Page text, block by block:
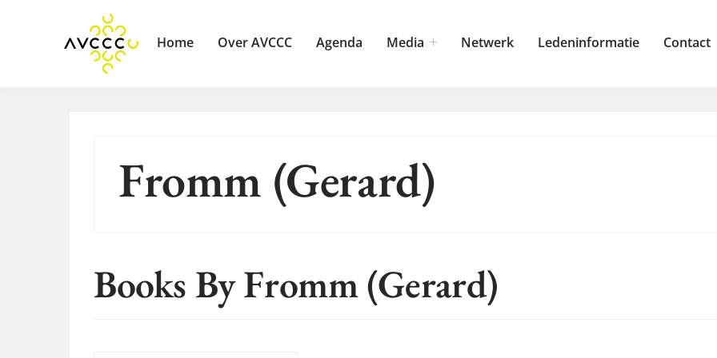
Home Over AVCCC Agenda Media Netwerk Ledeninformatie Contact
Fromm (Gerard)
Books By Fromm (Gerard)